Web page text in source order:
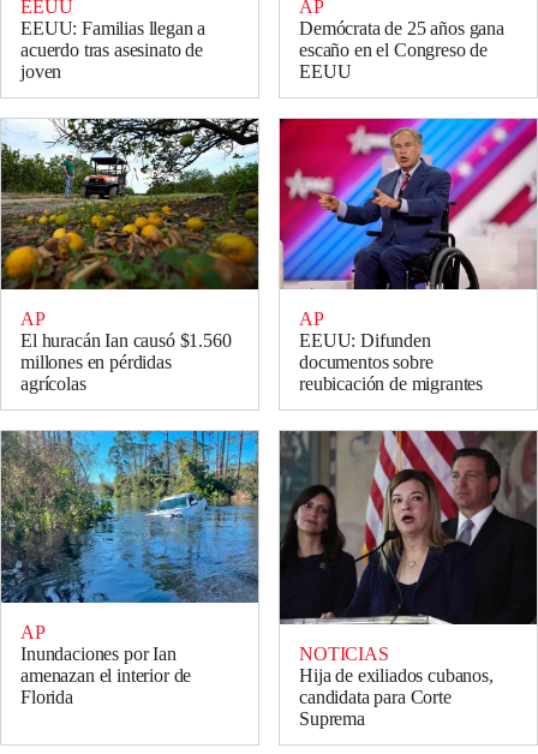
EEUU
EEUU: Familias llegan a
acuerdo tras asesinato de
joven
AP
Demócrata de 25 años gana
escaño en el Congreso de
EEUU
AP
El huracán Ian causó $1.560
millones en pérdidas
agrícolas
AP
EEUU: Difunden
documentos sobre
reubicación de migrantes
AP
Inundaciones por Ian
amenazan el interior de
Florida
NOTICIAS
Hija de exiliados cubanos,
candidata para Corte
Suprema